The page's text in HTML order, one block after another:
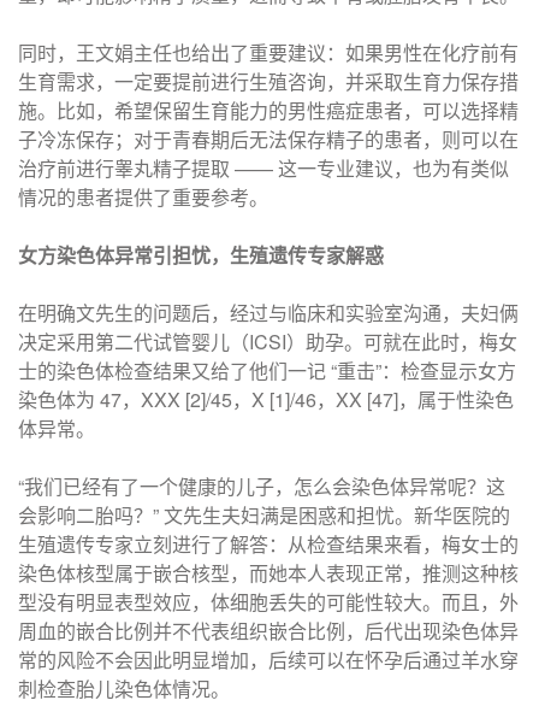
同时，王文娟主任也给出了重要建议：如果男性在化疗前有
生育需求，一定要提前进行生殖咨询，并采取生育力保存措
施。比如，希望保留生育能力的男性癌症患者，可以选择精
子冷冻保存；对于青春期后无法保存精子的患者，则可以在
治疗前进行睾丸精子提取 —— 这一专业建议，也为有类似
情况的患者提供了重要参考。
女方染色体异常引担忧，生殖遗传专家解惑
在明确文先生的问题后，经过与临床和实验室沟通，夫妇俩
决定采用第二代试管婴儿（ICSI）助孕。可就在此时，梅女
士的染色体检查结果又给了他们一记 “重击”：检查显示女方
染色体为 47，XXX [2]/45，X [1]/46，XX [47]，属于性染色
体异常。
“我们已经有了一个健康的儿子，怎么会染色体异常呢？这
会影响二胎吗？” 文先生夫妇满是困惑和担忧。新华医院的
生殖遗传专家立刻进行了解答：从检查结果来看，梅女士的
染色体核型属于嵌合核型，而她本人表现正常，推测这种核
型没有明显表型效应，体细胞丢失的可能性较大。而且，外
周血的嵌合比例并不代表组织嵌合比例，后代出现染色体异
常的风险不会因此明显增加，后续可以在怀孕后通过羊水穿
刺检查胎儿染色体情况。